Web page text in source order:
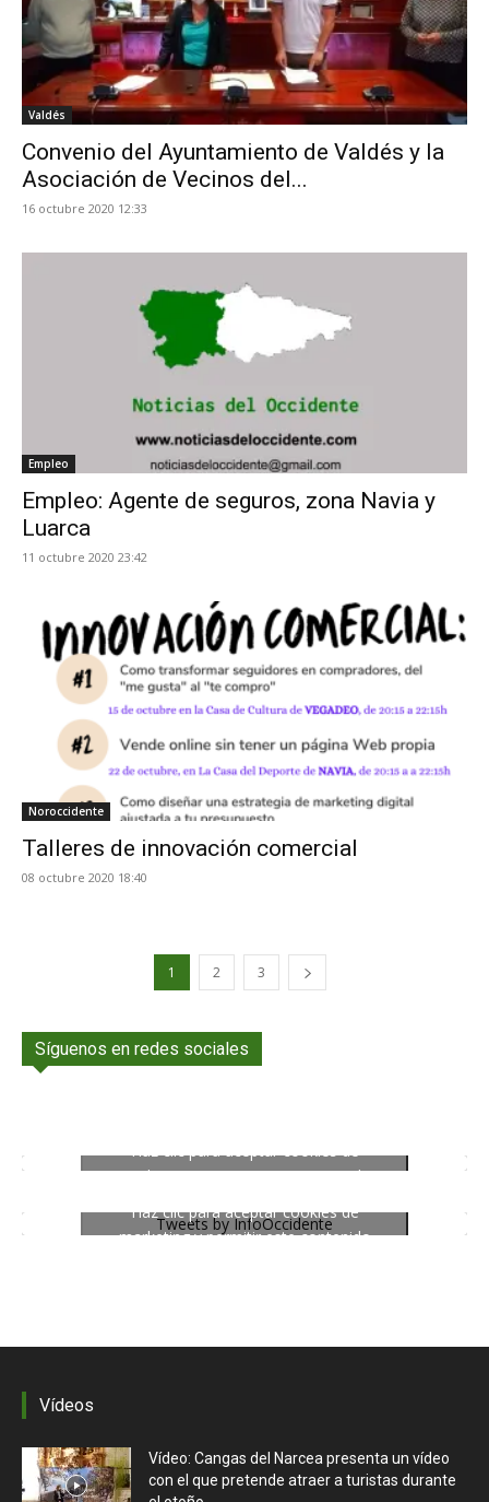
Valdés
Convenio del Ayuntamiento de Valdés y la
Asociación de Vecinos del...
16 octubre 2020 12:33
Empleo
Empleo: Agente de seguros, zona Navia y
Luarca
11 octubre 2020 23:42
Noroccidente
Talleres de innovación comercial
08 octubre 2020 18:40
1 2 3
Síguenos en redes sociales
Haz clic para aceptar cookies de
marketing y permitir este contenido
Tweets by InfoOccidente
Haz clic para aceptar cookies de
marketing y permitir este contenido
Vídeos
Vídeo: Cangas del Narcea presenta un vídeo
con el que pretende atraer a turistas durante